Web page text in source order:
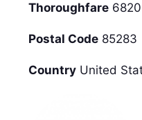
Thoroughfare
Postal Code 85283
Country United